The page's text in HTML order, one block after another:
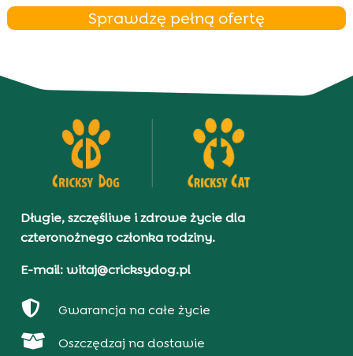
Sprawdzę pełną ofertę
Długie, szczęśliwe i zdrowe życie dla
czteronożnego członka rodziny.
E-mail: witaj@cricksydog.pl
 Gwarancja na całe życie
 Oszczędzaj na dostawie